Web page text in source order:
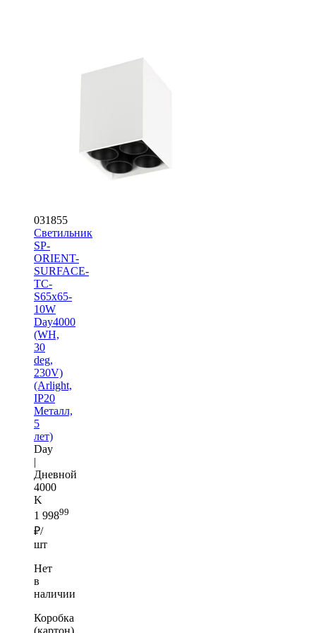
031855
Светильник
SP-
ORIENT-
SURFACE-
TC-
S65x65-
10W
Day4000
(WH,
30
deg,
230V)
(Arlight,
IP20
Металл,
5
лет)
Day
|
Дневной
4000
K
1 99899
₽/
шт
Нет
в
наличии
Коробка
(картон)